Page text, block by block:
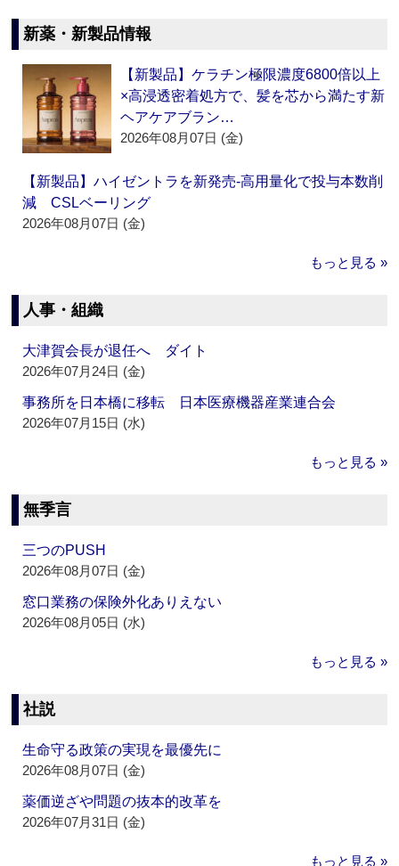
新薬・新製品情報
【新製品】ケラチン極限濃度6800倍以上
×高浸透密着処方で、髪を芯から満たす新
ヘアケアブラン…
2026年08月07日 (金)
【新製品】ハイゼントラを新発売‐高用量化で投与本数削
減 CSLベーリング
2026年08月07日 (金)
もっと見る »
人事・組織
大津賀会長が退任へ ダイト
2026年07月24日 (金)
事務所を日本橋に移転 日本医療機器産業連合会
2026年07月15日 (水)
もっと見る »
無季言
三つのPUSH
2026年08月07日 (金)
窓口業務の保険外化ありえない
2026年08月05日 (水)
もっと見る »
社説
生命守る政策の実現を最優先に
2026年08月07日 (金)
薬価逆ざや問題の抜本的改革を
2026年07月31日 (金)
もっと見る »